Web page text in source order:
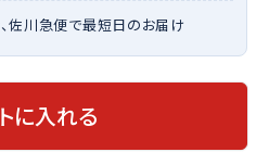
佐川急便で最短日のお届け
に入れる